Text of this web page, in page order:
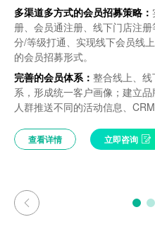
品牌业务洞察：梳理品
品牌忠诚度体系重构：
重建消费者标签体系：丰
力精细化运营落地。
会员全生命周期运营策略
握品牌转化时机，促进销
查看详情 立即咨询
多渠道多方式的会员招募策略：
册、会员通注册、线下门店注
分/等级打通、实现线下会员线
的会员招募形式。
完善的会员体系： 整合线上、
系，形成统一客户画像；建立
人群推送不同的活动信息、
查看详情 立即咨询
会员一体化：线下会员标准体
合 会员运营权与责任主体的统
交易数据化： 线上线下多渠道
360画像
权益线上化：会员全生命周期的
兑换比例；采集赠品发放数据
兑换，线上统一发货，实物礼品
取；
构建虚实融合的客户触
准营销；
实现飞亚达品牌全渠道客
会员制度建设，包括等级
建；
……
查看详情 立即咨询
品牌业务洞察：梳理品
品牌忠诚度体系重构：
重建消费者标签体系：丰
力精细化运营落地。
会员全生命周期运营策略
握品牌转化时机，促进销
查看详情 立即咨询
多渠道多方式的会员招募策略：
册、会员通注册、线下门店注
分/等级打通、实现线下会员线
的会员招募形式。
完善的会员体系： 整合线上、
系，形成统一客户画像；建立
人群推送不同的活动信息、
查看详情 立即咨询